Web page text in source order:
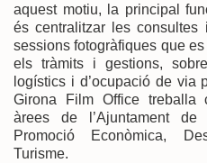
aquest motiu, la principal
és centralitzar les
sessions fotogràfiques que
els tràmits i gestions,
logístics i d’ocupació de via
Girona Film Office treballa
àrees de l’Ajuntament
Promoció Econòmica,
Turisme.